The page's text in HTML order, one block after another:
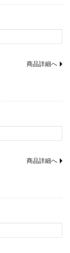
商品詳細へ
商品詳細へ